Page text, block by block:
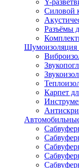
Y-
Силовой
Разъёмы
Шумоизоляция
Карпет